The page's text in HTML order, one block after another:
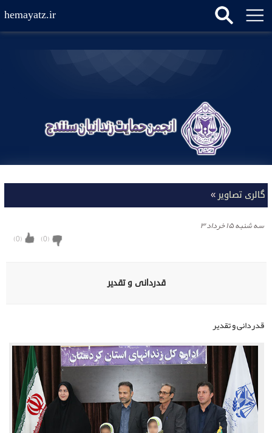
hemayatz.ir
گالری تصاویر»
سه شنبه ۱۵ خرداد ۳
(
0
) (
0
)
قدردانی و تقدیر
قدردانی و تقدیر